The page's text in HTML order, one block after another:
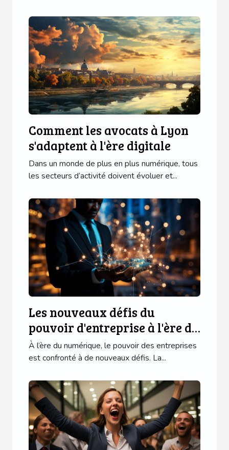
Comment les avocats à Lyon
s'adaptent à l'ère digitale
Dans un monde de plus en plus numérique, tous
les secteurs d’activité doivent évoluer et...
Les nouveaux défis du
pouvoir d'entreprise à l'ère du
numérique
À l’ère du numérique, le pouvoir des entreprises
est confronté à de nouveaux défis. La...